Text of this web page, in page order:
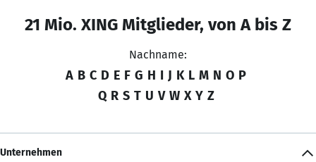
21 Mio. XING Mitglieder, von A bis Z
Nachname:
A B C D E F G H I J K L M N O P
Q R S T U V W X Y Z
Unternehmen